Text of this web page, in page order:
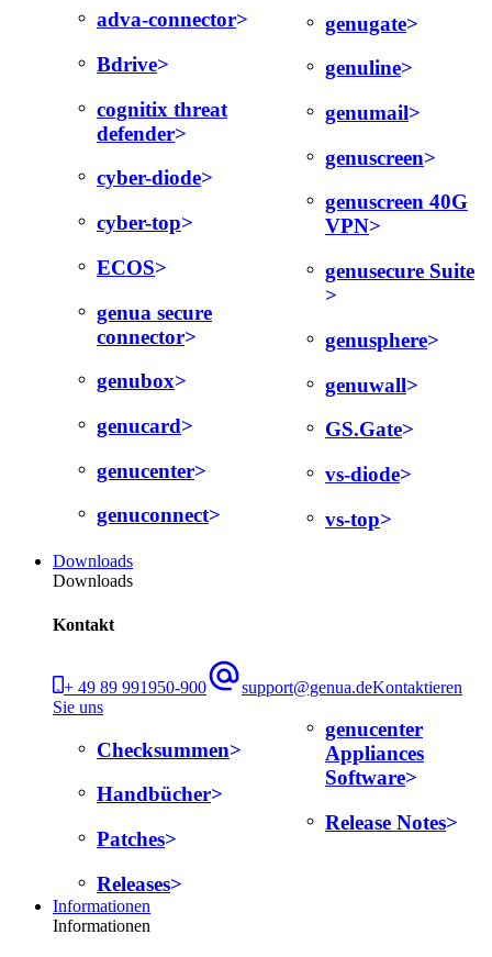
adva-connector
Bdrive
cognitix threat
defender
cyber-diode
cyber-top
ECOS
genua secure
connector
genubox
genucard
genucenter
genuconnect
genugate
genuline
genumail
genuscreen
genuscreen 40G
VPN
genusecure Suite
genusphere
genuwall
GS.Gate
vs-diode
vs-top
Downloads
Downloads
Kontakt
+ 49 89 991950-900 support@genua.deKontaktieren
Sie uns
Checksummen
Handbücher
Patches
Releases
genucenter
Appliances
Software
Release Notes
Informationen
Informationen